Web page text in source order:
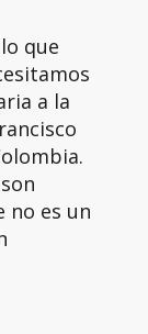
que
a la
no es un